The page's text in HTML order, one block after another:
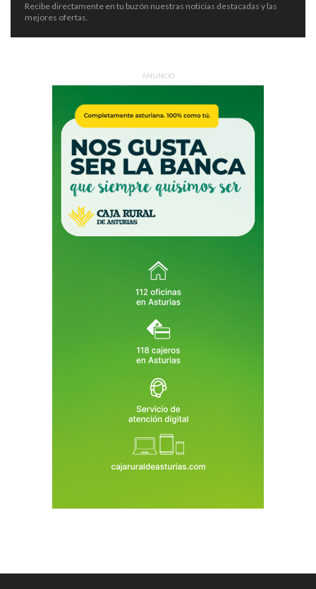
Recibe directamente en tu buzón nuestras noticias destacadas y las
mejores ofertas.
ANUNCIO